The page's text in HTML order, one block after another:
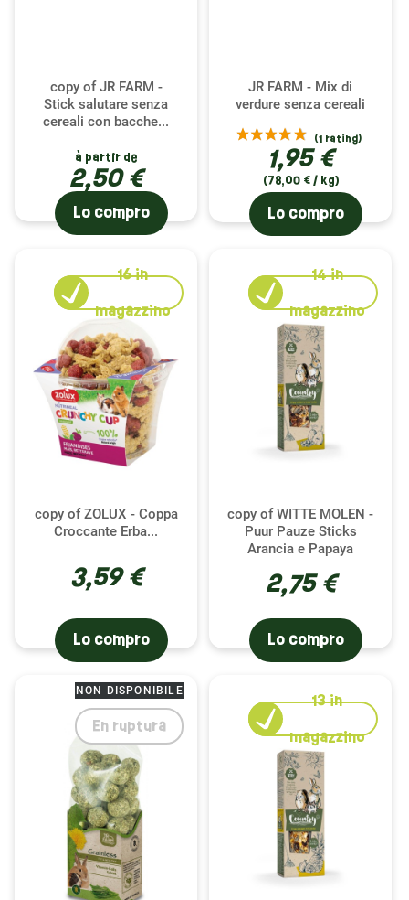
copy of JR FARM -
Stick salutare senza
cereali con bacche...
à partir de
2,50 €
Lo compro
JR FARM - Mix di
verdure senza cereali
1,95 €
(78,00 € / kg)
Lo compro
copy of ZOLUX - Coppa
Croccante Erba...
3,59 €
16in
magazzino
Lo compro
copy of WITTE MOLEN -
Puur Pauze Sticks
Arancia e Papaya
2,75 €
14in
magazzino
Lo compro
NON DISPONIBILE
En ruptura
13in
magazzino